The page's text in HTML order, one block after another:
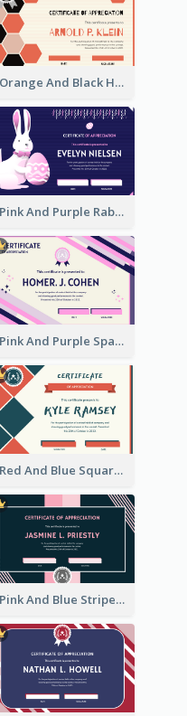
Orange And Black Hexagon Pattern Certificate
Pink And Purple Rabbit Cartoon Easter Certificate
Pink And Purple Sparkles Fancy Certificate
Red And Blue Squares Pattern Certificate
Pink And Blue Stripes Patterns Certificate